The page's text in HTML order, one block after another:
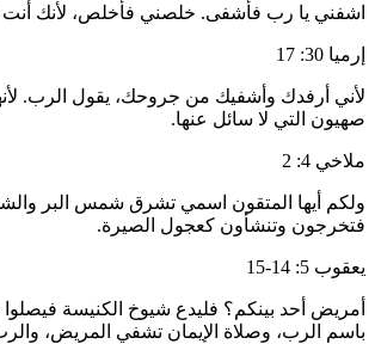
اشفني يا رب فأشفى. خلصني فأخلص، لأنك أنت
إرميا 30: 17
لأني أرفدك وأشفيك من جروحك، يقول الرب.
صهيون التي لا سائل عنها.
ملاخي 4: 2
ولكم أيها المتقون اسمي تشرق شمس البر
فتخرجون وتنشأون كعجول الصيرة.
يعقوب 5: 14-15
أمريض أحد بينكم؟ فليدع شيوخ الكنيسة فيصلوا
باسم الرب، وصلاة الإيمان تشفي المريض،